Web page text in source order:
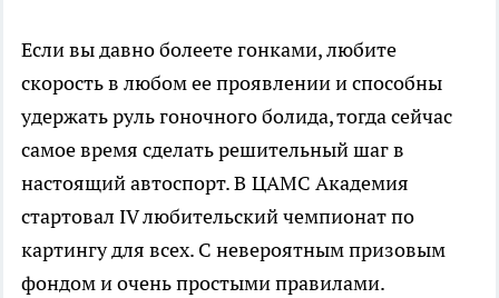
Если вы давно болеете гонками, любите
скорость в любом ее проявлении и способны
удержать руль гоночного болида, тогда сейчас
самое время сделать решительный шаг в
настоящий автоспорт. В ЦАМС Академия
стартовал IV любительский чемпионат по
картингу для всех. С невероятным призовым
фондом и очень простыми правилами.